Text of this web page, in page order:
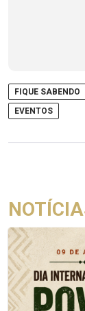
FIQUE SABENDO
EVENTOS